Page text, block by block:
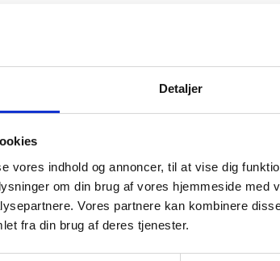
Detaljer
vores indhold og annoncer, til at vise dig
om din brug af vores hjemmeside med
Vores partnere kan kombinere
fra din brug af deres tjenester.
- Flere links